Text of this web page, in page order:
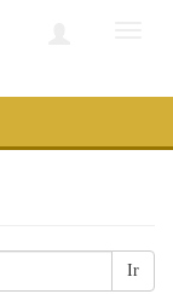
Ir